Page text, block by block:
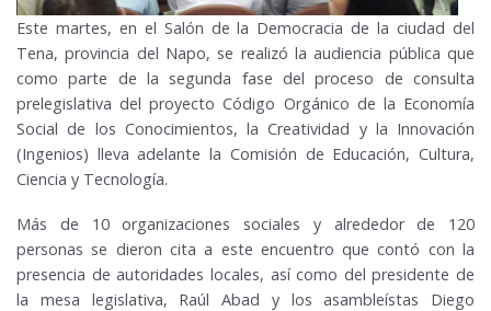
Este martes, en el Salón de la Democracia de la ciudad del
Tena, provincia del Napo, se realizó la audiencia pública que
como parte de la segunda fase del proceso de consulta
prelegislativa del proyecto Código Orgánico de la Economía
Social de los Conocimientos, la Creatividad y la Innovación
(Ingenios) lleva adelante la Comisión de Educación, Cultura,
Ciencia y Tecnología.
Más de 10 organizaciones sociales y alrededor de 120
personas se dieron cita a este encuentro que contó con la
presencia de autoridades locales, así como del presidente de
la mesa legislativa, Raúl Abad y los asambleístas Diego